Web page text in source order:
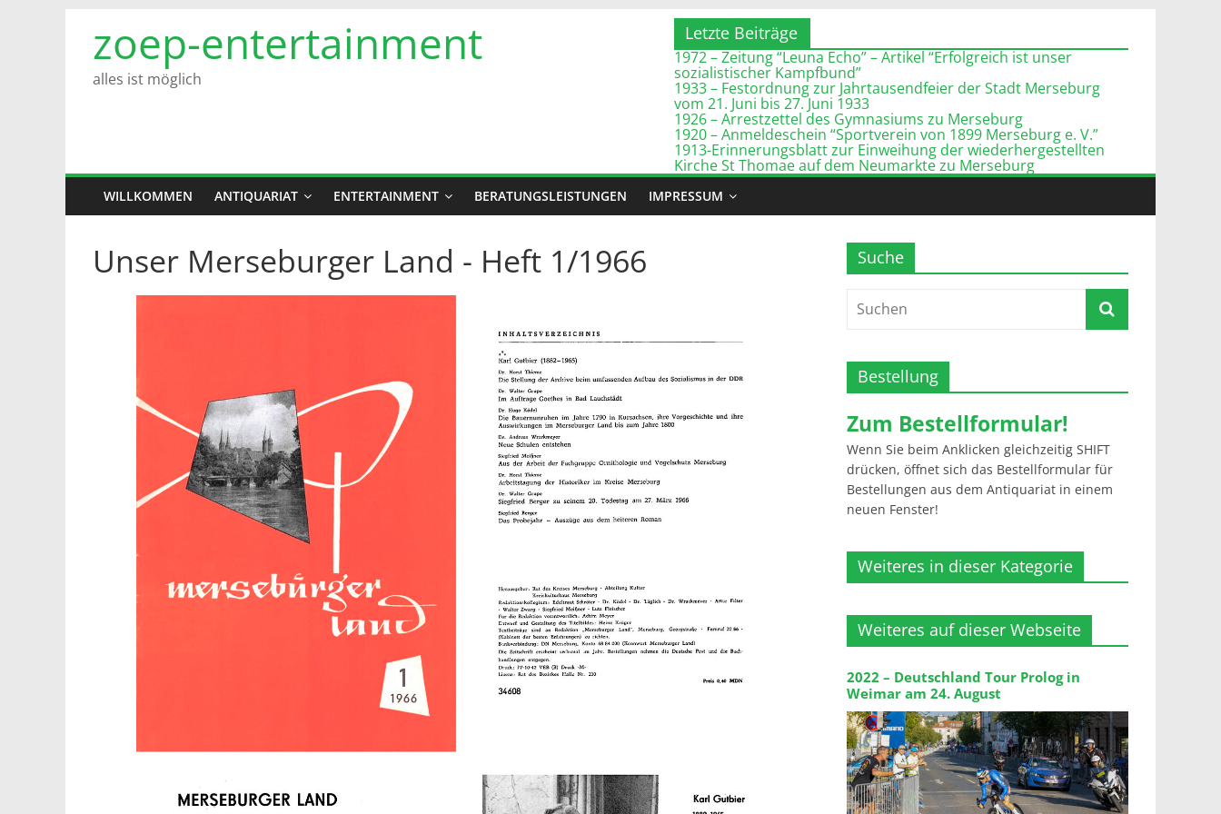
Inhalt
springen
zoep-entertainment
alles ist möglich
Letzte Beiträge
1972 – Zeitung “Leuna Echo” – Artikel “Erfolgreich ist unser
sozialistischer Kampfbund”
1933 – Festordnung zur Jahrtausendfeier der Stadt Merseburg
vom 21. Juni bis 27. Juni 1933
1926 – Arrestzettel des Gymnasiums zu Merseburg
1920 – Anmeldeschein “Sportverein von 1899 Merseburg e. V.”
1913-Erinnerungsblatt zur Einweihung der wiederhergestellten
Kirche St Thomae auf dem Neumarkte zu Merseburg
WILLKOMMEN ANTIQUARIAT ENTERTAINMENT BERATUNGSLEISTUNGEN IMPRESSUM
Unser Merseburger Land - Heft 1/1966 Suche
Bestellung
Zum Bestellformular!
Wenn Sie beim Anklicken gleichzeitig SHIFT
drücken, öffnet sich das Bestellformular für
Bestellungen aus dem Antiquariat in einem
neuen Fenster!
Weiteres in dieser Kategorie
Weiteres auf dieser Webseite
2022 – Deutschland Tour Prolog in
Weimar am 24. August